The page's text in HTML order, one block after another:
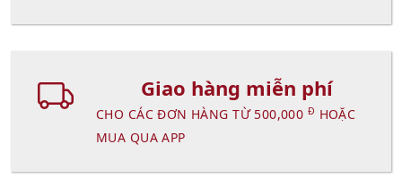
Giao hàng miễn phí
CHO CÁC ĐƠN HÀNG TỪ 500,000 Đ HOẶC
MUA QUA APP